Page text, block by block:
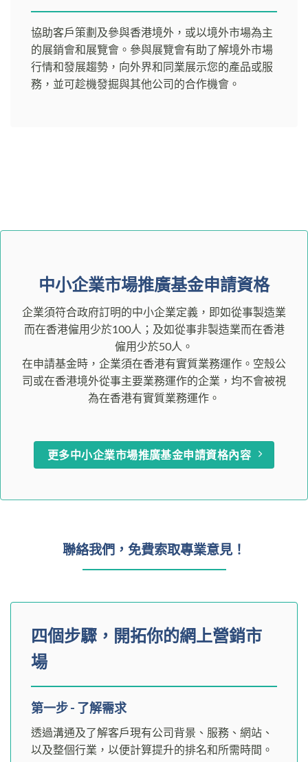
協助客戶策劃及參與香港境外，或以境外市場為主
的展銷會和展覽會。參與展覽會有助了解境外市場
行情和發展趨勢，向外界和同業展示您的產品或服
務，並可趁機發掘與其他公司的合作機會。
中小企業市場推廣基金申請資格
企業須符合政府訂明的中小企業定義，即如從事製造業
而在香港僱用少於100人；及如從事非製造業而在香港
僱用少於50人。
在申請基金時，企業須在香港有實質業務運作。空殼公
司或在香港境外從事主要業務運作的企業，均不會被視
為在香港有實質業務運作。
更多中小企業市場推廣基金申請資格內容
聯絡我們，免費索取專業意見！
四個步驟，開拓你的網上營銷市
場
第一步 - 了解需求
透過溝通及了解客戶現有公司背景、服務、網站、
以及整個行業，以便計算提升的排名和所需時間。